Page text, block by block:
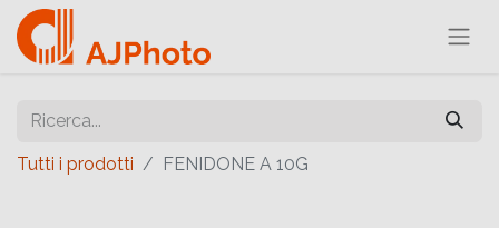
Tutti i prodotti FENIDONE A 10G